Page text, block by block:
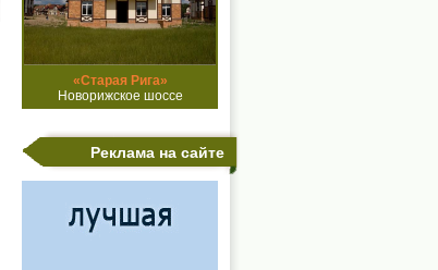
«Старая Рига»
Новорижское шоссе
Реклама на сайте